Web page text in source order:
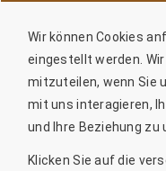
Wir können Cookies
eingestellt werden.
mitzuteilen, wenn Sie
mit uns interagieren,
und Ihre Beziehung zu
Klicken Sie auf die